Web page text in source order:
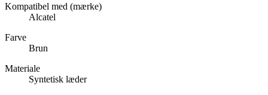
Kompatibel med (mærke)
Alcatel
Farve
Brun
Materiale
Syntetisk læder